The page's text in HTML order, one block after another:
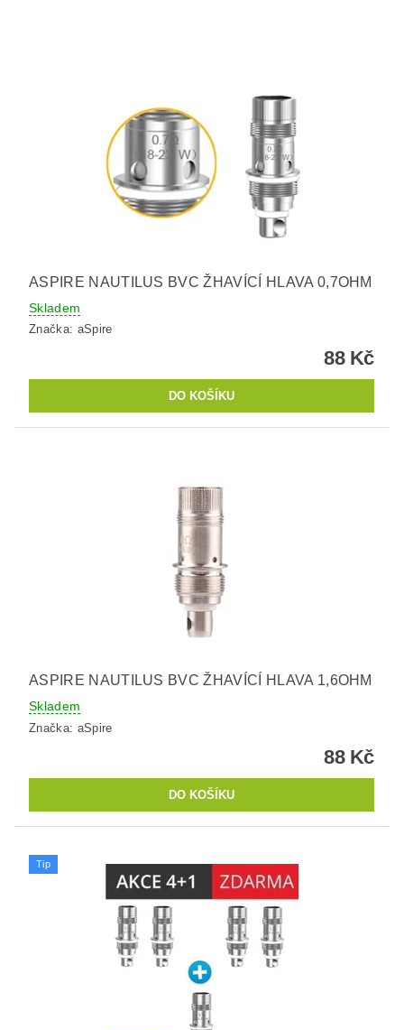
ASPIRE NAUTILUS BVC ŽHAVÍCÍ HLAVA 0,7OHM
Skladem
Značka: aSpire
88 Kč
ASPIRE NAUTILUS BVC ŽHAVÍCÍ HLAVA 1,6OHM
Skladem
Značka: aSpire
88 Kč
Tip